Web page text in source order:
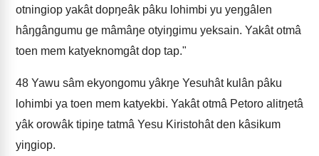
otningiop yakât dopŋeâk pâku lohimbi yu yeŋgâlen
hâŋgângumu ge mâmâŋe otyiŋgimu yeksain. Yakât otmâ
toen mem katyeknomgât dop tap."
48 Yawu sâm ekyongomu yâkŋe Yesuhât kulân pâku
lohimbi ya toen mem katyekbi. Yakât otmâ Petoro alitŋetâ
yâk orowâk tipiŋe tatmâ Yesu Kiristohât den kâsikum
yiŋgiop.